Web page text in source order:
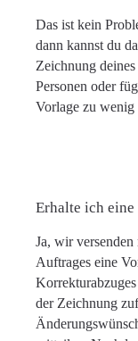
Das ist kein
dann kannst du
Zeichnung
Personen oder
Vorlage zu wenig
Erhalte ich
Ja, wir
Auftrages eine
der Zeichnung